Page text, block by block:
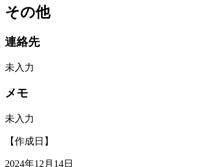
その他
連絡先
未入力
メモ
未入力
【作成日】
2024年12月14日